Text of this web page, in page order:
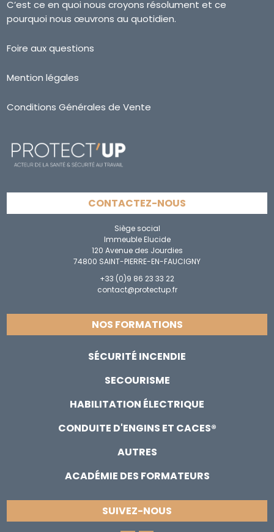
C’est ce en quoi nous croyons résolument et ce
pourquoi nous œuvrons au quotidien.
Foire aux questions
Mention légales
Conditions Générales de Vente
CONTACTEZ-NOUS
Siège social
Immeuble Elucide
120 Avenue des Jourdies
74800 SAINT-PIERRE-EN-FAUCIGNY
+33 (0)9 86 23 33 22
contact@protectup.fr
NOS FORMATIONS
SÉCURITÉ INCENDIE
SECOURISME
HABILITATION ÉLECTRIQUE
CONDUITE D'ENGINS ET CACES®
AUTRES
ACADÉMIE DES FORMATEURS
SUIVEZ-NOUS